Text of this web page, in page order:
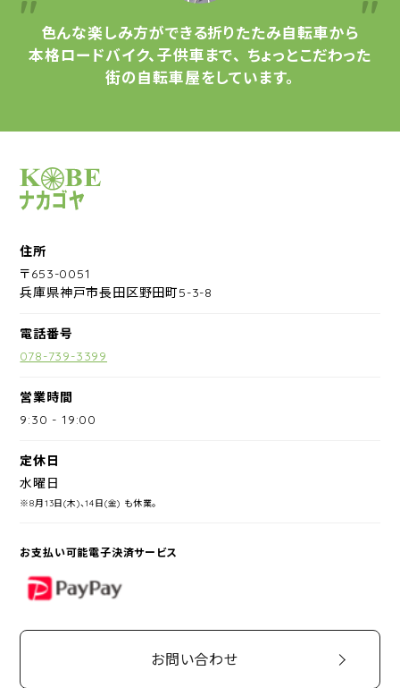
色んな楽しみ方ができる折りたたみ自転車から
本格ロードバイク、子供車まで、 ちょっとこだわった
街の自転車屋をしています。
サイクルショップナカゴヤ
住所
〒653-0051
兵庫県神戸市長田区野田町5-3-8
電話番号
078-739-3399
営業時間
9:30 -19:00
定休日
水曜日
※8月13日(木)、14日(金) も休業。
お支払い可能電子決済サービス
PayPay
お問い合わせ